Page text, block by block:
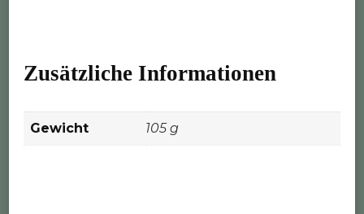
Zusätzliche Informationen
Gewicht 105 g